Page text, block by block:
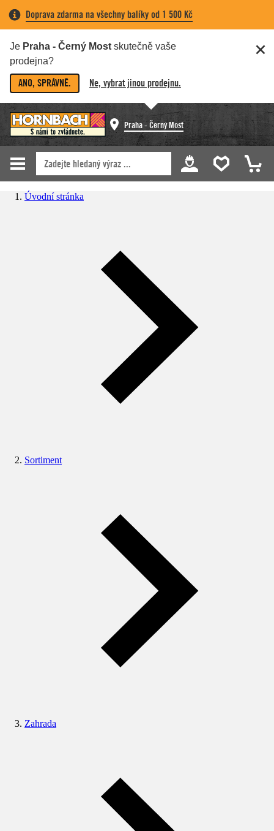
Doprava zdarma na všechny balíky od 1 500 Kč
Je Praha - Černý Most skutečně vaše
prodejna?
ANO, SPRÁVNĚ. Ne, vybrat jinou prodejnu.
Praha - Černý Most
Úvodní stránka
Sortiment
Zahrada